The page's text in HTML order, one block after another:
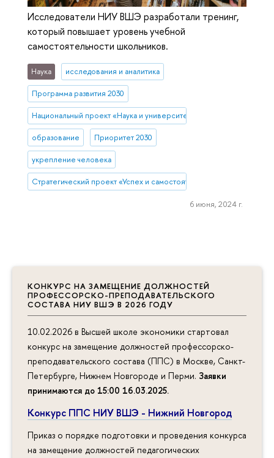
КОНКУРС НА ЗАМЕЩЕНИЕ ДОЛЖНОСТЕЙ
ПРОФЕССОРСКО-ПРЕПОДАВАТЕЛЬСКОГО
СОСТАВА НИУ ВШЭ В 2026 ГОДУ
10.02.2026 в Высшей школе экономики стартовал
конкурс на замещение должностей профессорско-
преподавательского состава (ППС) в Москве, Санкт-
Петербурге, Нижнем Новгороде и Перми. Заявки
принимаются до 15:00 16.03.2025.
Конкурс ППС НИУ ВШЭ - Нижний Новгород
Приказ о порядке подготовки и проведения конкурса
на замещение должностей педагогических
Исследователи НИУ ВШЭ разработали тренинг,
который повышает уровень учебной
самостоятельности школьников.
Наука исследования и аналитика
Программа развития 2030
Национальный проект «Наука и университеты»
образование Приоритет 2030
укрепление человека
Стратегический проект «Успех и самостоятельность человека в
6 июня, 2024 г.